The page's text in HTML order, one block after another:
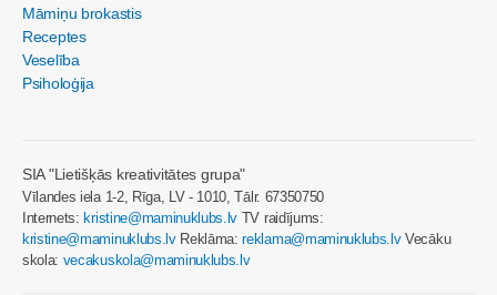
Māmiņu brokastis
Receptes
Veselība
Psiholoģija
SIA "Lietišķās kreativitātes grupa"
Vīlandes iela 1-2, Rīga, LV - 1010, Tālr. 67350750
Internets:kristine@maminuklubs.lv TV raidījums:
kristine@maminuklubs.lvReklāma:reklama@maminuklubs.lvVecāku
skola: vecakuskola@maminuklubs.lv